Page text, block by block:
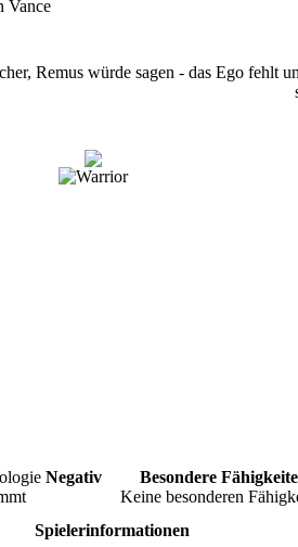
Vance
Remus würde sagen - das Ego fehlt
Negativ
Besondere
Keine besonderen
Spielerinformationen